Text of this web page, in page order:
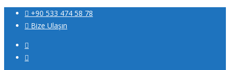
+90 533 474 58 78
Bize Ulaşın